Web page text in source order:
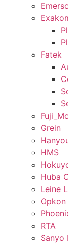
Fatek
Grein
HMS
Huba
Leine
Opkon
RTA
Sanyo